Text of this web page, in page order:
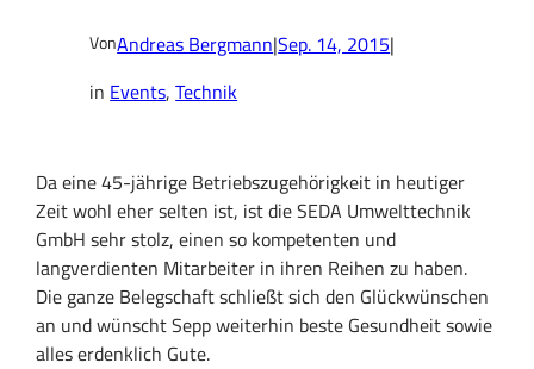
VonAndreas Bergmann|Sep. 14, 2015|
in Events, Technik
Da eine 45-jährige Betriebszugehörigkeit in heutiger
Zeit wohl eher selten ist, ist die SEDA Umwelttechnik
GmbH sehr stolz, einen so kompetenten und
langverdienten Mitarbeiter in ihren Reihen zu haben.
Die ganze Belegschaft schließt sich den Glückwünschen
an und wünscht Sepp weiterhin beste Gesundheit sowie
alles erdenklich Gute.